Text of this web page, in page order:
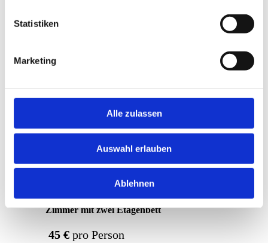
Statistiken
Marketing
Alle zulassen
Auswahl erlauben
Ablehnen
Zimmer mit zwei Etagenbett
45 €pro Person